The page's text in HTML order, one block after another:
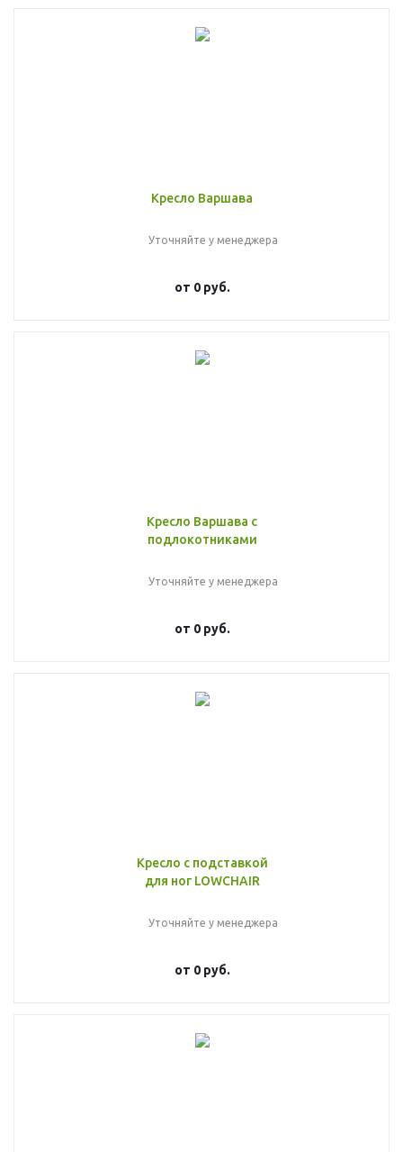
Кресло Варшава
Уточняйте у менеджера
от 0 руб.
Кресло Варшава с
подлокотниками
Уточняйте у менеджера
от 0 руб.
Кресло с подставкой
для ног LOWCHAIR
Уточняйте у менеджера
от 0 руб.